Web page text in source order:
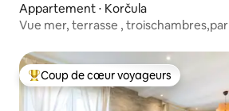
Appartement ⋅ Korčula
Vue mer, terrasse ,
Coups de cœur voyageurs les plus
Coup de cœur voyageurs